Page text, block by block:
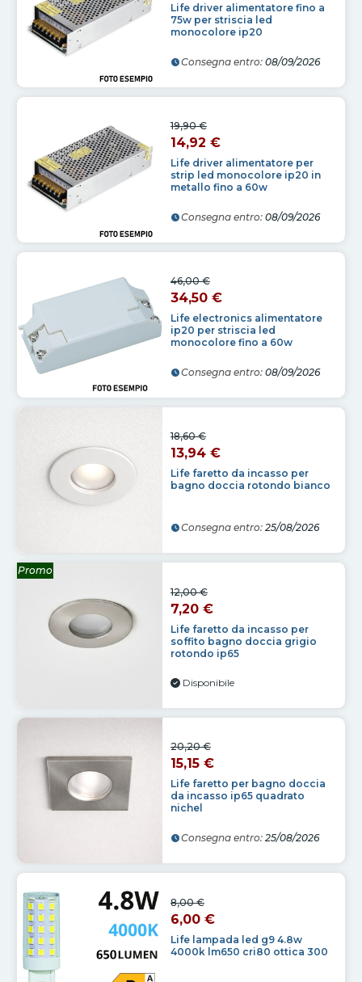
Life driver alimentatore fino a
75w per striscia led
monocolore ip20
Consegna entro: 08/09/2026
Life driver alimentatore per
strip led monocolore ip20 in
metallo fino a 60w
19,90 €
14,92 €
Consegna entro: 08/09/2026
Life electronics alimentatore
ip20 per striscia led
monocolore fino a 60w
46,00 €
34,50 €
Consegna entro: 08/09/2026
Life faretto da incasso per
bagno doccia rotondo bianco
18,60 €
13,94 €
Consegna entro: 25/08/2026
Life faretto da incasso per
soffito bagno doccia grigio
rotondo ip65
12,00 €
7,20 €
Disponibile
Promo
Life faretto per bagno doccia
da incasso ip65 quadrato
nichel
20,20 €
15,15 €
Consegna entro: 25/08/2026
Life lampada led g9 4.8w
4000k lm650 cri80 ottica 300
8,00 €
6,00 €